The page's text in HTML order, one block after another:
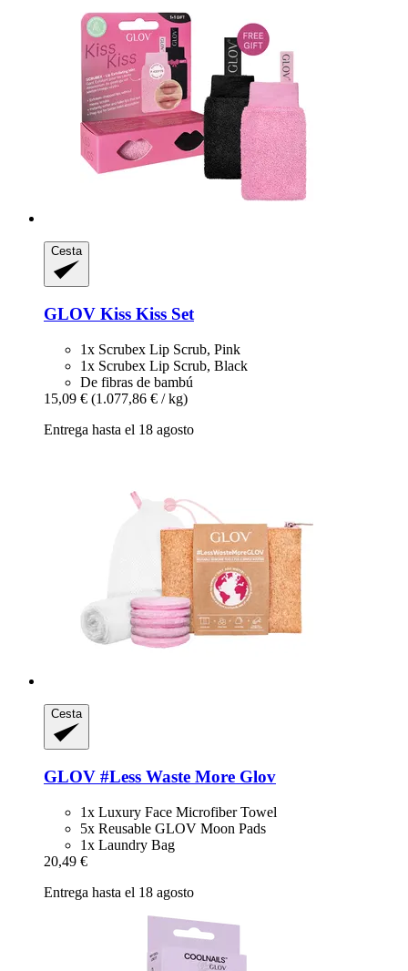
Cesta
GLOV Kiss Kiss Set
1x Scrubex Lip Scrub, Pink
1x Scrubex Lip Scrub, Black
De fibras de bambú
15,09 € (1.077,86 € / kg)
Entrega hasta el 18 agosto
Cesta
GLOV #Less Waste More Glov
1x Luxury Face Microfiber Towel
5x Reusable GLOV Moon Pads
1x Laundry Bag
20,49 €
Entrega hasta el 18 agosto